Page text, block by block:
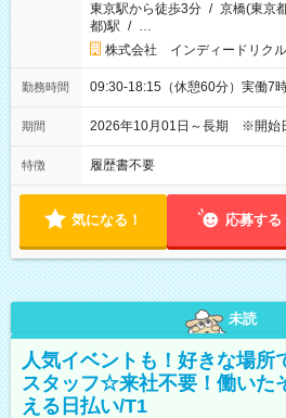
東京駅から徒歩3分 / 京橋(東京
都)駅 / …
株式会社 インディードリク
勤務時間 09:30-18:15（休憩60分）実働7
期間 2026年10月01日～長期 ※開始
特徴 履歴書不要
気になる！ 応募する
未読
人気イベントも！好きな場所
スタッフ☆来社不要！働いた
える日払い/T1